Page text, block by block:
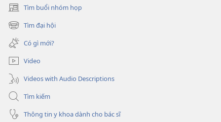
Tìm buổi nhóm họp
(mở
cửa
sổ
mới)
Tìm đại hội
(mở
cửa
sổ
mới)
Có gì mới?
Video
Videos with Audio Descriptions
Tìm kiếm
Thông tin y khoa dành cho bác sĩ